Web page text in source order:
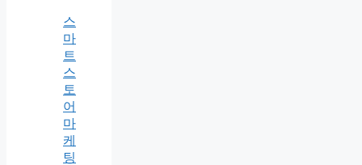
스
마
트
스
토
어
마
케
팅